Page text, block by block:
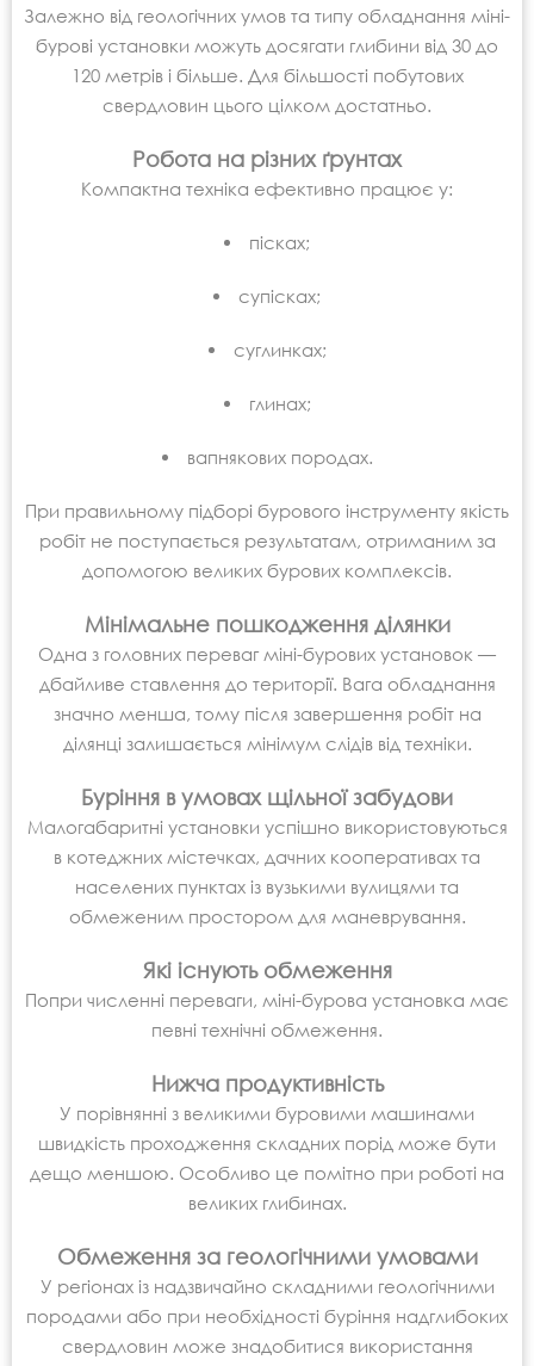
Залежно від геологічних умов та типу обладнання міні-
бурові установки можуть досягати глибини від 30 до
120 метрів і більше. Для більшості побутових
свердловин цього цілком достатньо.
Робота на різних ґрунтах
Компактна техніка ефективно працює у:
пісках;
супісках;
суглинках;
глинах;
вапнякових породах.
При правильному підборі бурового інструменту якість
робіт не поступається результатам, отриманим за
допомогою великих бурових комплексів.
Мінімальне пошкодження ділянки
Одна з головних переваг міні-бурових установок —
дбайливе ставлення до території. Вага обладнання
значно менша, тому після завершення робіт на
ділянці залишається мінімум слідів від техніки.
Буріння в умовах щільної забудови
Малогабаритні установки успішно використовуються
в котеджних містечках, дачних кооперативах та
населених пунктах із вузькими вулицями та
обмеженим простором для маневрування.
Які існують обмеження
Попри численні переваги, міні-бурова установка має
певні технічні обмеження.
Нижча продуктивність
У порівнянні з великими буровими машинами
швидкість проходження складних порід може бути
дещо меншою. Особливо це помітно при роботі на
великих глибинах.
Обмеження за геологічними умовами
У регіонах із надзвичайно складними геологічними
породами або при необхідності буріння надглибоких
свердловин може знадобитися використання